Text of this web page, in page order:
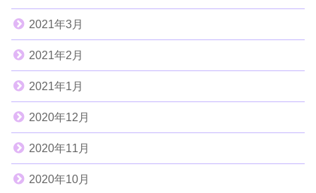
2021年3月
2021年2月
2021年1月
2020年12月
2020年11月
2020年10月